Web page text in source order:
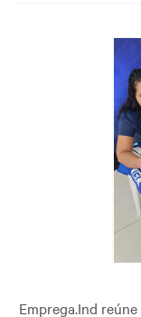
Emprega.Ind